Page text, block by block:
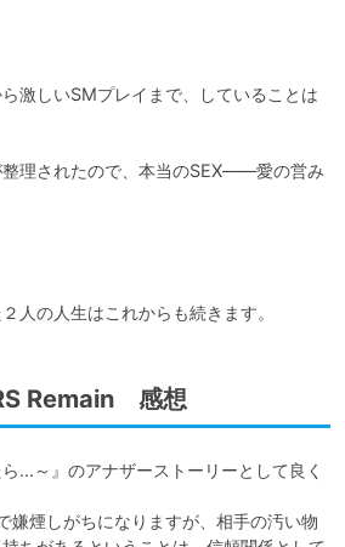
激しいSMプレイまで、していることは
理されたので、本当のSEX――愛の営み
人の人生はこれからも続きます。
Remain 感想
ら…～』のアナザーストーリーとして良く
嫌煙しがちになりますが、相手の汚い物